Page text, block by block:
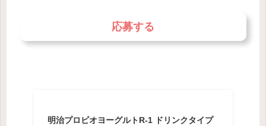
応募する
明治プロビオヨーグルトR-1 ドリンクタイプ